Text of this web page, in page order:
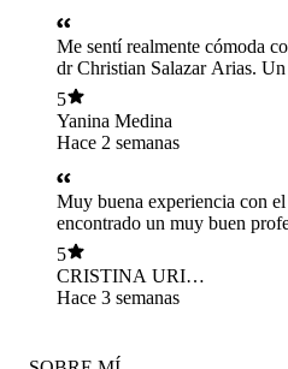
Me sentí realmente cómoda
dr Christian Salazar Arias. Un
profecional. Compañero de su
empatico y muy cordial.
5
Yanina Medina
Hace 2 semanas
Muy buena experiencia con
encontrado un muy buen
ayudado mucho atender mi
ver la vida de otra forma y ver
pero paso a pasito y eso se
5
CRISTINA URIBE
ALVAREZ
Hace 3 semanas